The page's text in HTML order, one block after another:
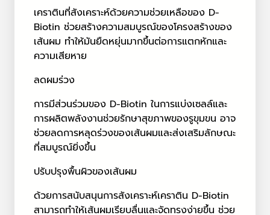
เคราตินที่สังเคราะห์ด้วยความช่วยเหลือของ D-
Biotin ช่วยสร้างความสมบูรณ์ของโครงสร้างของ
เส้นผม ทำให้มันยืดหยุ่นมากขึ้นต่อการแตกหักและ
ความเสียหาย
ลดผมร่วง
การมีส่วนร่วมของ D-Biotin ในการแบ่งเซลล์และ
การผลิตพลังงานช่วยรักษาสุขภาพของรูขุมขน อาจ
ช่วยลดการหลุดร่วงของเส้นผมและส่งเสริมลักษณะ
ที่สมบูรณ์ยิ่งขึ้น
ปรับปรุงพื้นผิวของเส้นผม
ด้วยการสนับสนุนการสังเคราะห์เคราติน D-Biotin
สามารถทำให้เส้นผมเรียบลื่นและจัดทรงง่ายขึ้น ช่วย